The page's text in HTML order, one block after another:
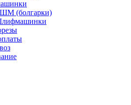
(болгарки)